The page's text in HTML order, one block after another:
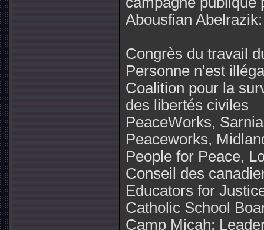
Abousfian Abelrazik:
Congrès du travail
Personne n'est
Coalition pour la
des libertés civiles
PeaceWorks,
Peaceworks,
People for Peace,
Conseil des
Educators for
Catholic School
Camp Micah: